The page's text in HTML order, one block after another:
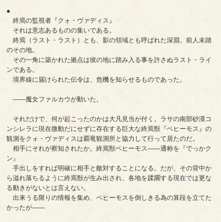
●
終焉の監視者『クォ・ヴァディス』
それは意志あるものの集いである。
終焉（ラスト・ラスト）とも、影の領域とも呼ばれた深淵。前人未踏
のその地。
その一角に築かれた拠点は彼の地に踏み入る事を許さぬラスト・ライ
ンである。
境界線に届けられた伝令は、危機を知らせるものであった。
――魔女ファルカウが動いた。
それだけで、何が起こったのかは大凡見当が付く。ラサの南部砂漠コ
ンシレラに現在微動だにせずに存在する巨大な終焉獣『ベヒーモス』の
観測をクォ・ヴァディスは覇竜観測所と協力して行って居たのだ。
相手にそれが察知されたか。終焉獣ベヒーモス――通称を『でっかク
ン』
手出しをすれば明確に相手と敵対することになる。だが、その背中か
ら溢れ落ちるように終焉獣が生み出され、各地を蹂躙する現在では更な
る動きがないとは言えない。
出来うる限りの情報を集め、ベヒーモスを倒しきる為の算段を立てた
かったが――